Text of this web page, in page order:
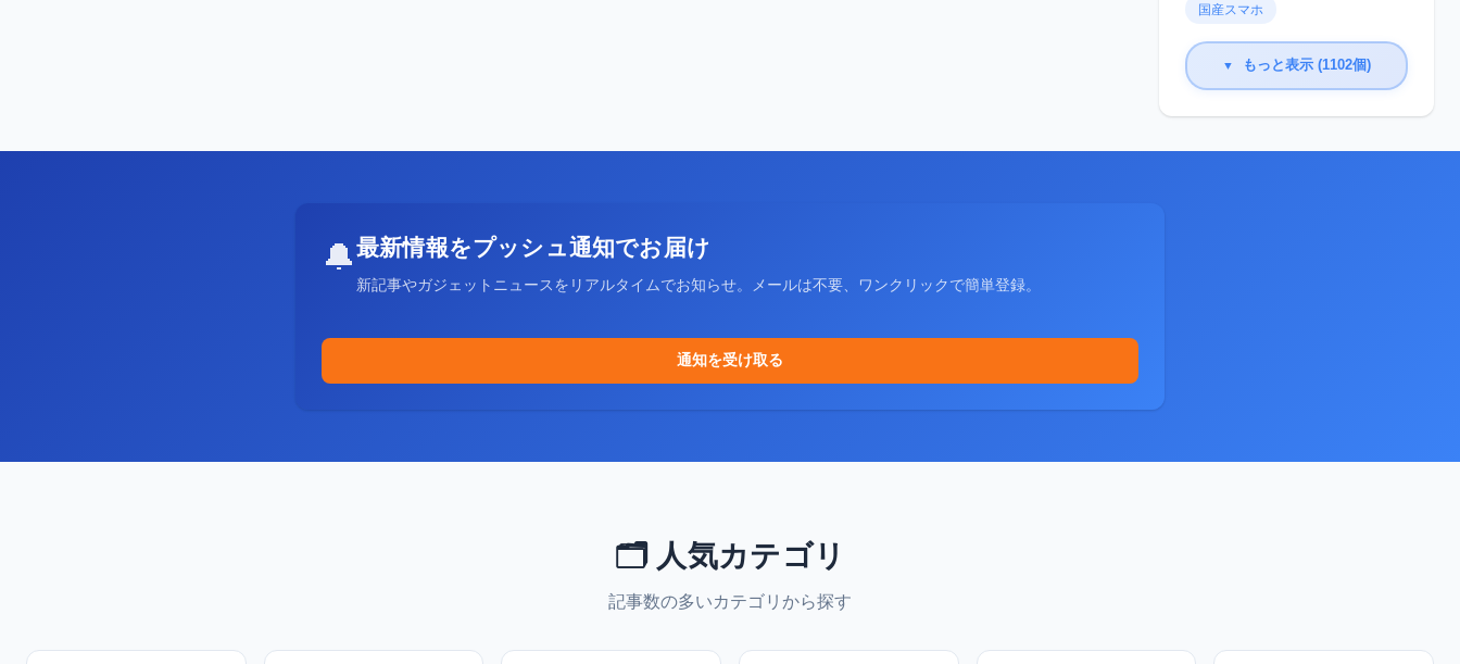
国産スマホ
▼ もっと表示 (1102個)
🔔最新情報をプッシュ通知でお届け
新記事やガジェットニュースをリアルタイムでお知らせ。メールは不要、ワンクリックで簡単登録。
通知を受け取る
🗂️ 人気カテゴリ
記事数の多いカテゴリから探す